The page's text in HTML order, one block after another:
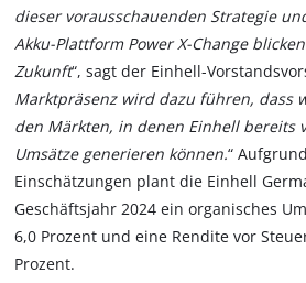
dieser vorausschauenden Strategie
Akku-Plattform Power X-Change
Zukunft“, sagt der Einhell-
Marktpräsenz wird dazu führen, dass
den Märkten, in denen Einhell bereits
Umsätze generieren können.“
Einschätzungen plant die Einhell
Geschäftsjahr 2024 ein organisches
6,0 Prozent und eine Rendite vor
Prozent.